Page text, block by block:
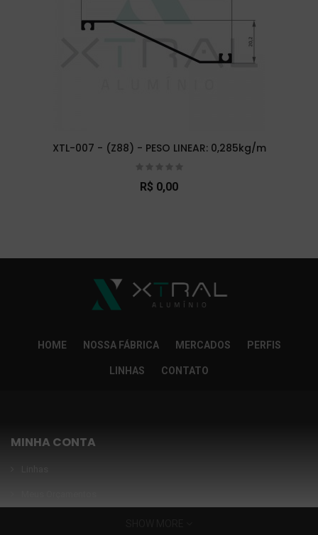
XTL-007 - (Z88) - PESO LINEAR: 0,285kg/m
R$ 0,00
HOME NOSSA FÁBRICA MERCADOS PERFIS
LINHAS CONTATO
MINHA CONTA